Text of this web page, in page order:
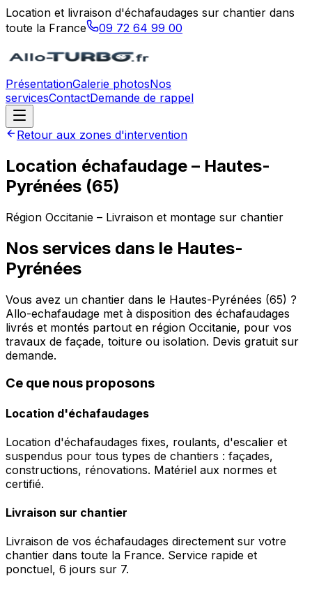
Location et livraison d'échafaudages sur chantier dans
toute la France
09 72 64 99 00
PrésentationGalerie photosNos
servicesContactDemande de rappel
Retour aux zones d'intervention
Location échafaudage – Hautes-
Pyrénées (65)
Région Occitanie – Livraison et montage sur chantier
Nos services dans le Hautes-
Pyrénées
Vous avez un chantier dans le Hautes-Pyrénées (65) ?
Allo-echafaudage met à disposition des échafaudages
livrés et montés partout en région Occitanie, pour vos
travaux de façade, toiture ou isolation. Devis gratuit sur
demande.
Ce que nous proposons
Location d'échafaudages
Location d'échafaudages fixes, roulants, d'escalier et
suspendus pour tous types de chantiers : façades,
constructions, rénovations. Matériel aux normes et
certifié.
Livraison sur chantier
Livraison de vos échafaudages directement sur votre
chantier dans toute la France. Service rapide et
ponctuel, 6 jours sur 7.